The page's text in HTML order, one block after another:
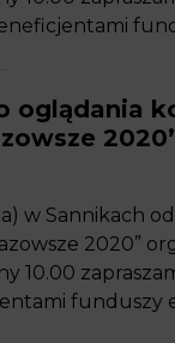
oglądania
w Sannikach
2020”
10.00
funduszy